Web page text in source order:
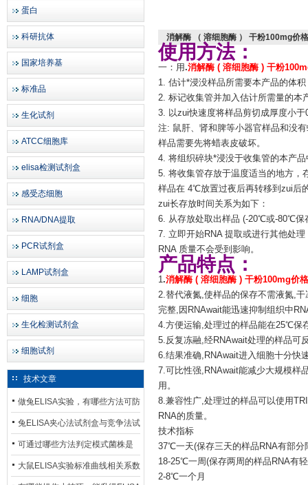
蛋白
科研抗体
国家培养基
标准品
生化试剂
ATCC细胞库
elisa检测试剂盒
感受态细胞
RNA/DNA提取
PCR试剂盒
LAMP试剂盒
细胞
生化检测试剂盒
细胞试剂
技术文章
做兔ELISA实验，有哪些方法可防
止平台效应发生？
兔ELISA夹心法试剂盒与竞争法试
剂盒，适用检测场景存在哪些差
异？
可通过哪些方法判定模式菌株是
否存在杂菌污染？
大鼠ELISA实验标准曲线相关系数
消解酶 （ 溶细胞酶 ） 干粉100mg价格
使用方法：
一：用.消解酶 ( 溶细胞酶 ) 干粉
1. 估计*浸没样品所需要本产品的体
2. 标记收集管并加入估计所需量的本
3. 以zui快速度将样品剪切成厚度小
注: 鼠肝、肾和脾等小器官样品和没
样品需要先将蜡表皮破坏。
4. 将组织碎块*浸没于收集管的本产品
5. 将收集管存放于温度适当的地方
样品在 4℃放置过夜后再转移到zui后
zui长存放时间关系为如下：
6. 从存放处取出样品 (-20℃或-80℃保
7. 立即开始RNA 提取或进行其他处
RNA 质量不会受到影响。
产品特点：
1.消解酶 ( 溶细胞酶 ) 干粉100mg价格
2.替代液氮,使样品的保存不需液氮,
完整,因RNAwait能迅速抑制组织中
4.方便运输,处理过的样品能在25℃保
5.反复冻融,经RNAwait处理的样品可
6.结果准确,RNAwait进入细胞十分快
7.可比性强,RNAwait能减少大规模样
用。
8.兼容性广,处理过的样品可以使用
RNA的质量。
技术指标
37℃一天(保存三天的样品RNA有部分
18-25℃一周(保存两周的样品RNA有
2-8℃一个月